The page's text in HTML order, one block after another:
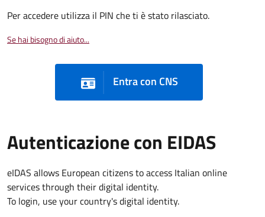
Per accedere utilizza il PIN che ti è stato rilasciato.
Se hai bisogno di aiuto...
Entra con CNS
Autenticazione con EIDAS
eIDAS allows European citizens to access Italian online
services through their digital identity.
To login, use your country's digital identity.